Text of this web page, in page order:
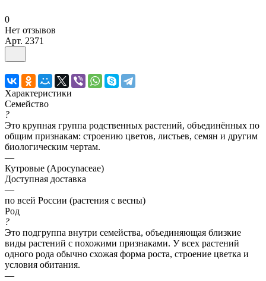
0
Нет отзывов
Арт. 2371
Характеристики
Семейство
?
Это крупная группа родственных растений, объединённых по
общим признакам: строению цветов, листьев, семян и другим
биологическим чертам.
—
Кутровые (Apocynaceae)
Доступная доставка
—
по всей России (растения с весны)
Род
?
Это подгруппа внутри семейства, объединяющая близкие
виды растений с похожими признаками. У всех растений
одного рода обычно схожая форма роста, строение цветка и
условия обитания.
—